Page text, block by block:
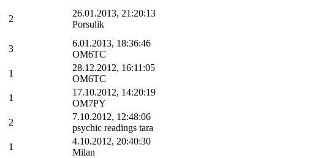
2
26.01.2013, 21:20:13
Porsulik
3
6.01.2013, 18:36:46
OM6TC
1
28.12.2012, 16:11:05
OM6TC
1
17.10.2012, 14:20:19
OM7PY
2
7.10.2012, 12:48:06
psychic readings tara
1
4.10.2012, 20:40:30
Milan